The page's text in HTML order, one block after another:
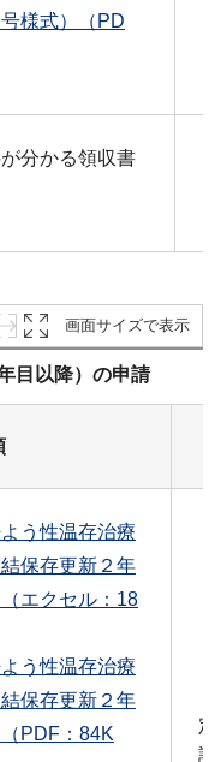
様式）（PD
分かる領収書
画面サイズで表示
目以降）の申請
う性温存治療
保存更新２年
エクセル：18
う性温存治療
保存更新２年
PDF：84K